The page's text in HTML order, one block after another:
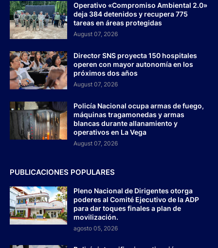
Operativo «Compromiso Ambiental 2.0»
deja 384 detenidos y recupera 775
tareas en áreas protegidas
August 07, 2026
Director SNS proyecta 150 hospitales
operen con mayor autonomía en los
próximos dos años
August 07, 2026
Policía Nacional ocupa armas de fuego,
máquinas tragamonedas y armas
blancas durante allanamiento y
operativos en La Vega
August 07, 2026
PUBLICACIONES POPULARES
Pleno Nacional de Dirigentes otorga
poderes al Comité Ejecutivo de la ADP
para dar toques finales a plan de
movilización.
agosto 05, 2026